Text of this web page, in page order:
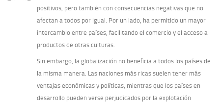
positivos, pero también con consecuencias negativas que no
afectan a todos por igual. Por un lado, ha permitido un mayor
intercambio entre países, facilitando el comercio y el acceso a
productos de otras culturas.
Sin embargo, la globalización no beneficia a todos los países de
la misma manera. Las naciones más ricas suelen tener más
ventajas económicas y políticas, mientras que los países en
desarrollo pueden verse perjudicados por la explotación